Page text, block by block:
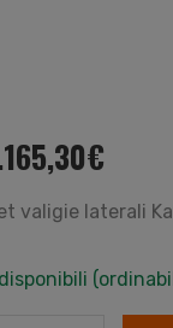
€
valigie laterali